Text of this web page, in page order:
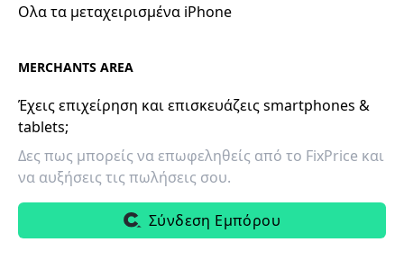
Ολα τα μεταχειρισμένα iPhone
MERCHANTS AREA
Έχεις επιχείρηση και επισκευάζεις smartphones &
tablets;
Δες πως μπορείς να επωφεληθείς από το FixPrice και
να αυξήσεις τις πωλήσεις σου.
Σύνδεση Εμπόρου